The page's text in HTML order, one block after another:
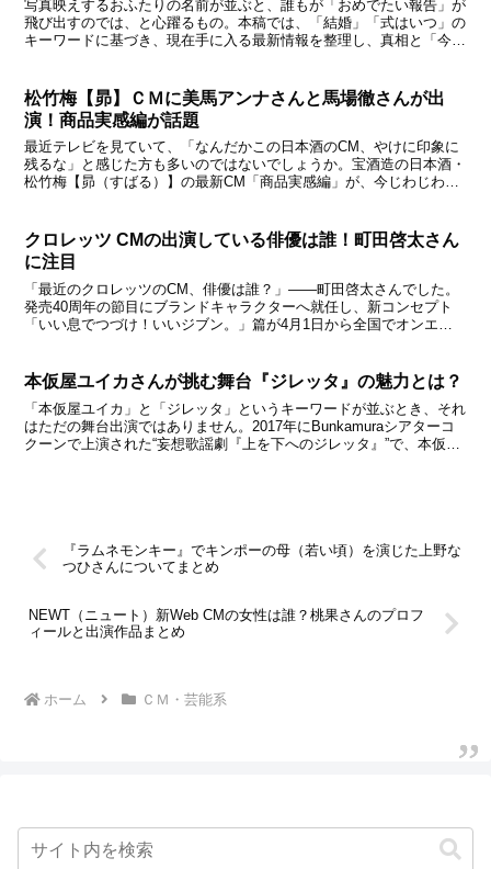
写真映えするおふたりの名前が並ぶと、誰もが「おめでたい報告」が
飛び出すのでは、と心躍るもの。本稿では、「結婚」「式はいつ」の
キーワードに基づき、現在手に入る最新情報を整理し、真相と「今後
松竹梅【昴】ＣＭに美馬アンナさんと馬場徹さんが出
演！商品実感編が話題
最近テレビを見ていて、「なんだかこの日本酒のCM、やけに印象に
残るな」と感じた方も多いのではないでしょうか。宝酒造の日本酒・
松竹梅【昴（すばる）】の最新CM「商品実感編」が、今じわじわと
クロレッツ CMの出演している俳優は誰！町田啓太さん
に注目
「最近のクロレッツのCM、俳優は誰？」――町田啓太さんでした。
発売40周年の節目にブランドキャラクターへ就任し、新コンセプト
「いい息でつづけ！いいジブン。」篇が4月1日から全国でオンエア
本仮屋ユイカさんが挑む舞台『ジレッタ』の魅力とは？
「本仮屋ユイカ」と「ジレッタ」というキーワードが並ぶとき、それ
はただの舞台出演ではありません。2017年にBunkamuraシアターコ
クーンで上演された“妄想歌謡劇『上を下へのジレッタ』”で、本仮屋
『ラムネモンキー』でキンポーの母（若い頃）を演じた上野な
つひさんについてまとめ
NEWT（ニュート）新Web CMの女性は誰？桃果さんのプロフ
ィールと出演作品まとめ
ホーム ＣＭ・芸能系